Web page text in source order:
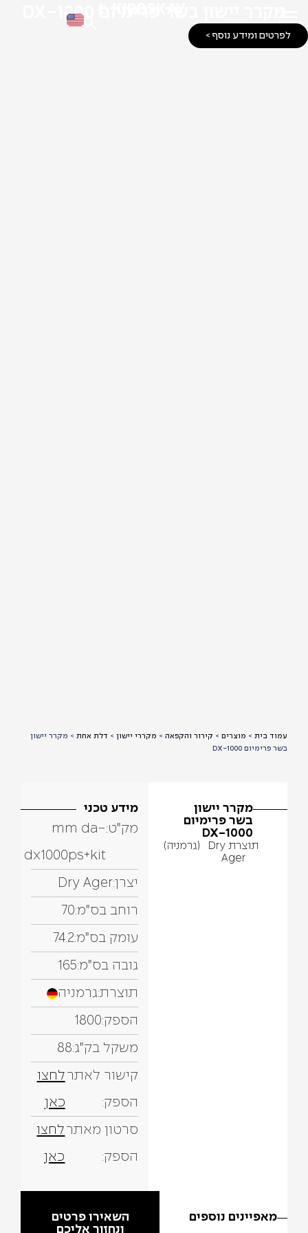
לפרטים ומידע נוסף >
עמוד בית > מוצרים > קירור והקפאה > מקררי יישון > דלת אחת > מקרר יישון
בשר פרימיום DX-1000
מקרר יישון
בשר פרימיום
DX-1000
תוצרת Dry
Ager
(גרמניה)
מידע טכני
מק"ט:mm da-
dx1000ps+kit
יצרן:Dry Ager
רוחב בס"מ:70
עומק בס"מ:74.2
גובה בס"מ:165
תוצרת:גרמניה
הספק:1800
משקל בק"ג:88
קישור לאתר
הספק:
לחצו
כאן
סרטון מאתר
הספק:
לחצו
כאן
מאפיינים נוספים
השאירו פרטים
ונחזור אליכם